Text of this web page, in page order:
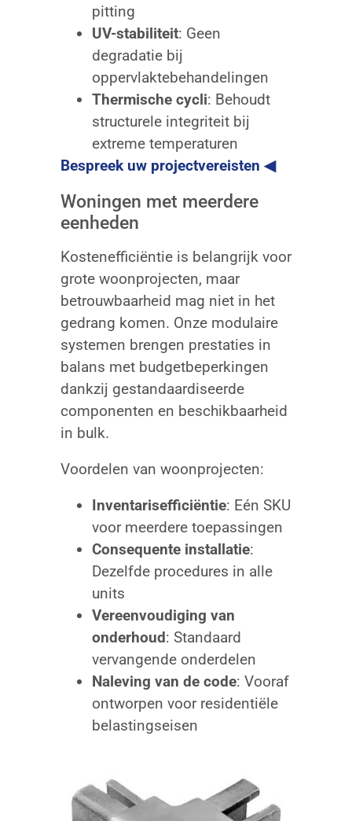
pitting
UV-stabiliteit: Geen
degradatie bij
oppervlaktebehandelingen
Thermische cycli: Behoudt
structurele integriteit bij
extreme temperaturen
Bespreek uw projectvereisten ◀
Woningen met meerdere
eenheden
Kostenefficiëntie is belangrijk voor
grote woonprojecten, maar
betrouwbaarheid mag niet in het
gedrang komen. Onze modulaire
systemen brengen prestaties in
balans met budgetbeperkingen
dankzij gestandaardiseerde
componenten en beschikbaarheid
in bulk.
Voordelen van woonprojecten:
Inventarisefficiëntie: Eén SKU
voor meerdere toepassingen
Consequente installatie:
Dezelfde procedures in alle
units
Vereenvoudiging van
onderhoud: Standaard
vervangende onderdelen
Naleving van de code: Vooraf
ontworpen voor residentiële
belastingseisen